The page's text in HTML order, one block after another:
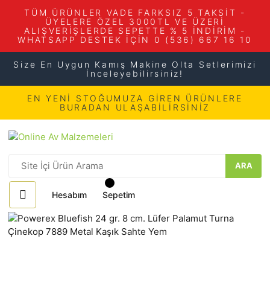
TÜM ÜRÜNLER VADE FARKSIZ 5 TAKSİT -
ÜYELERE ÖZEL 3000TL VE ÜZERİ
ALIŞVERİŞLERDE SEPETTE % 5 İNDİRİM -
WHATSAPP DESTEK İÇİN 0 (536) 667 16 10
Size En Uygun Kamış Makine Olta Setlerimizi
İnceleyebilirsiniz!
EN YENİ STOĞUMUZA GİREN ÜRÜNLERE
BURADAN ULAŞABİLİRSİNİZ
ARA
Hesabım Sepetim